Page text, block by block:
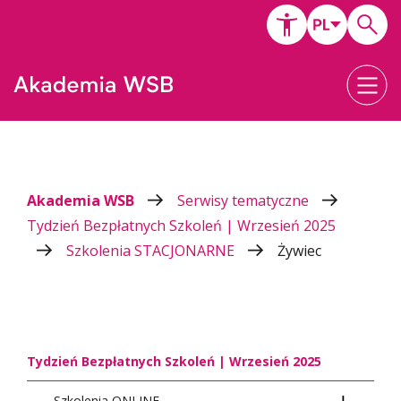
Akademia WSB
Serwisy tematyczne
Tydzień Bezpłatnych Szkoleń | Wrzesień 2025
Szkolenia STACJONARNE
Żywiec
Tydzień Bezpłatnych Szkoleń | Wrzesień 2025